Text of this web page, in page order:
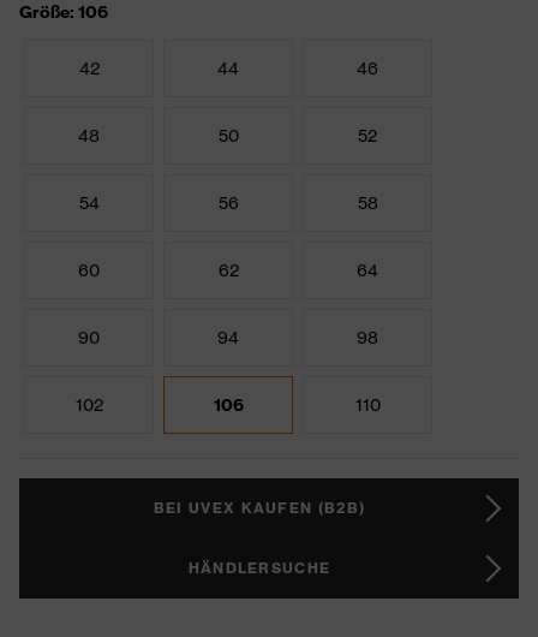
Größe: 106
42 44 46
48 50 52
54 56 58
60 62 64
90 94 98
102 106 110
BEI UVEX KAUFEN (B2B)
HÄNDLERSUCHE